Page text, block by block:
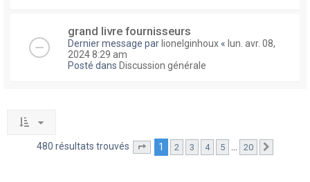
grand livre fournisseurs
Dernier message par lionelginhoux « lun. avr. 08,
2024 8:29 am
Posté dans Discussion générale
480 résultats trouvés Page sur20
1 2 3 4 5 … 20